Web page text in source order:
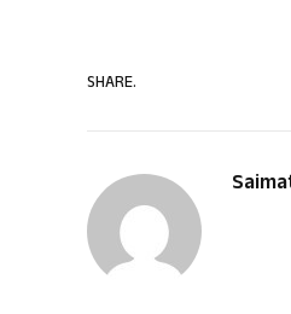
SHARE.